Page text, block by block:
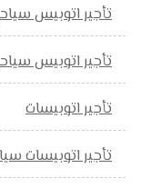
تأجير اتوبيس
تأجير اتوبيس
تأجير اتوبيسات
تأجير اتوبيسات